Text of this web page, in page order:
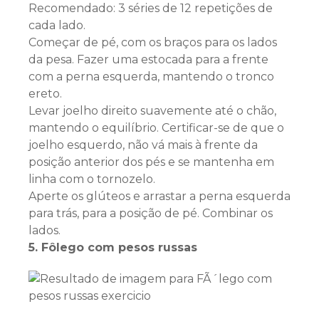
Recomendado: 3 séries de 12 repetições de
cada lado.
Começar de pé, com os braços para os lados
da pesa. Fazer uma estocada para a frente
com a perna esquerda, mantendo o tronco
ereto.
Levar joelho direito suavemente até o chão,
mantendo o equilíbrio. Certificar-se de que o
joelho esquerdo, não vá mais à frente da
posição anterior dos pés e se mantenha em
linha com o tornozelo.
Aperte os glúteos e arrastar a perna esquerda
para trás, para a posição de pé. Combinar os
lados.
5. Fôlego com pesos russas